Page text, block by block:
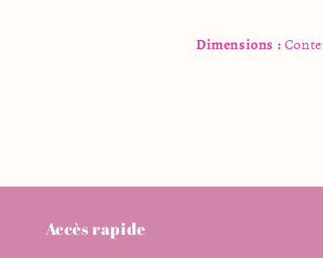
Dimensions :
Accès rapide